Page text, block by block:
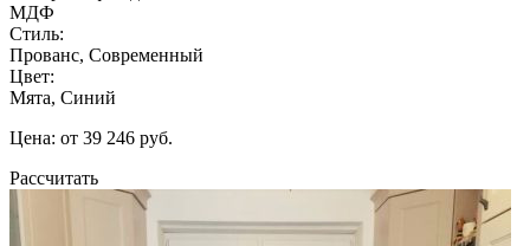
МДФ
Стиль:
Прованс, Современный
Цвет:
Мята, Синий
Цена: от 39 246 руб.
Рассчитать